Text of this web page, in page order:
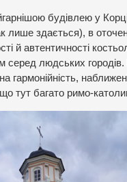
будівлею у
лише здається), в
й автентичності
серед людських
гармонійність,
тут багато римо-